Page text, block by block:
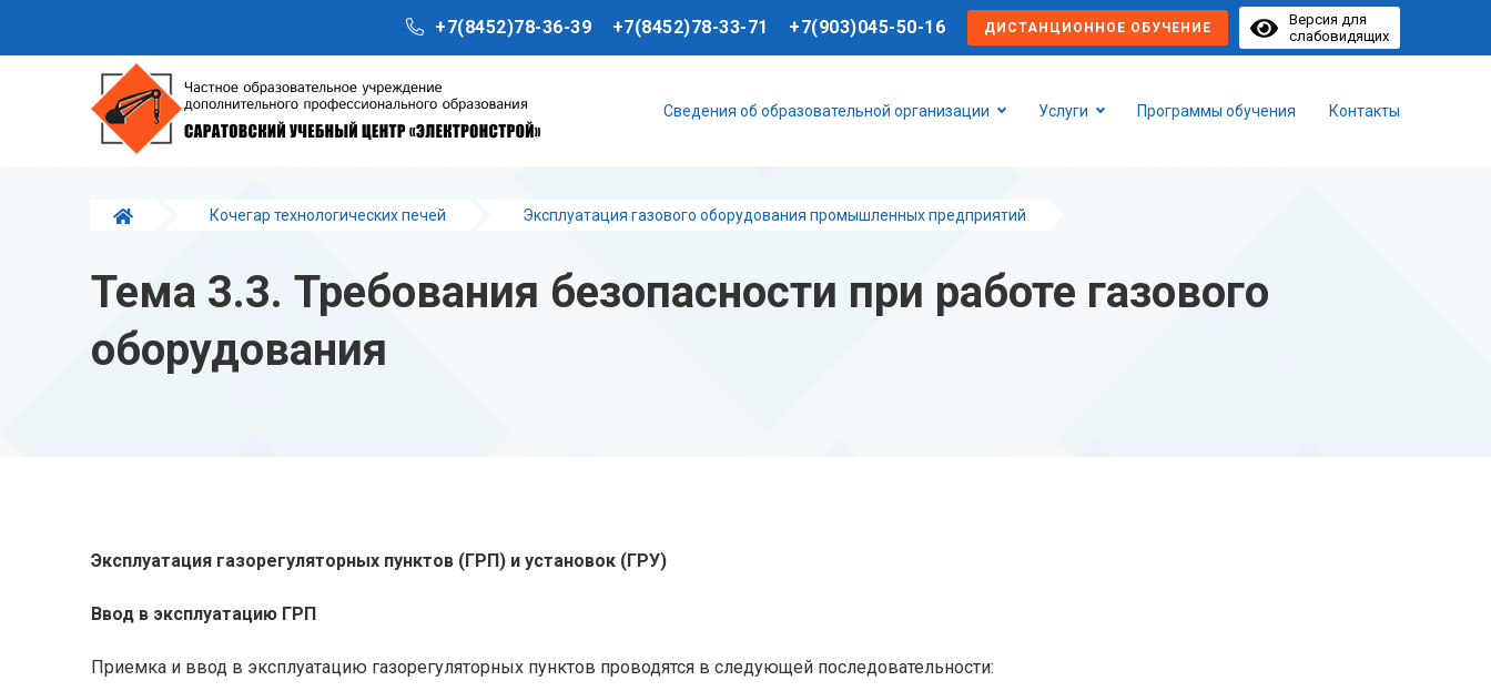
+7(8452)78-36-39 +7(8452)78-33-71 +7(903)045-50-16 ДИСТАНЦИОННОЕ ОБУЧЕНИЕ
Версия для
слабовидящих
Сведения об образовательной организации Услуги Программы обучения Контакты
Кочегар технологических печей
Эксплуатация газового оборудования промышленных предприятий
Тема 3.3. Требования безопасности при работе газового
оборудования
Эксплуатация газорегуляторных пунктов (ГРП) и установок (ГРУ)
Ввод в эксплуатацию ГРП
Приемка и ввод в эксплуатацию газорегуляторных пунктов проводятся в следующей последовательности: